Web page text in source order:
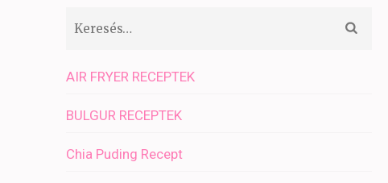
AIR FRYER RECEPTEK
BULGUR RECEPTEK
Chia Puding Recept